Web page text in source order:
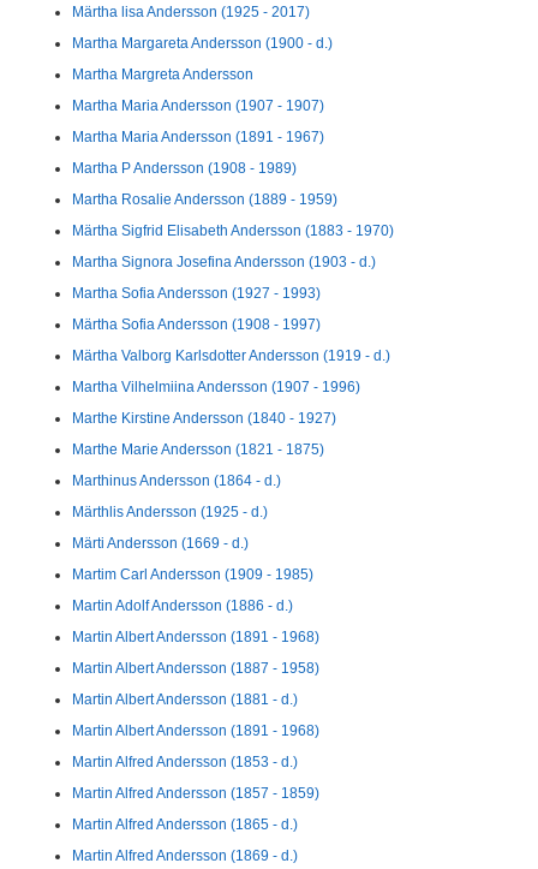
Märtha lisa Andersson (1925 - 2017)
Martha Margareta Andersson (1900 - d.)
Martha Margreta Andersson
Martha Maria Andersson (1907 - 1907)
Martha Maria Andersson (1891 - 1967)
Martha P Andersson (1908 - 1989)
Martha Rosalie Andersson (1889 - 1959)
Märtha Sigfrid Elisabeth Andersson (1883 - 1970)
Martha Signora Josefina Andersson (1903 - d.)
Martha Sofia Andersson (1927 - 1993)
Märtha Sofia Andersson (1908 - 1997)
Märtha Valborg Karlsdotter Andersson (1919 - d.)
Martha Vilhelmiina Andersson (1907 - 1996)
Marthe Kirstine Andersson (1840 - 1927)
Marthe Marie Andersson (1821 - 1875)
Marthinus Andersson (1864 - d.)
Märthlis Andersson (1925 - d.)
Märti Andersson (1669 - d.)
Martim Carl Andersson (1909 - 1985)
Martin Adolf Andersson (1886 - d.)
Martin Albert Andersson (1891 - 1968)
Martin Albert Andersson (1887 - 1958)
Martin Albert Andersson (1881 - d.)
Martin Albert Andersson (1891 - 1968)
Martin Alfred Andersson (1853 - d.)
Martin Alfred Andersson (1857 - 1859)
Martin Alfred Andersson (1865 - d.)
Martin Alfred Andersson (1869 - d.)